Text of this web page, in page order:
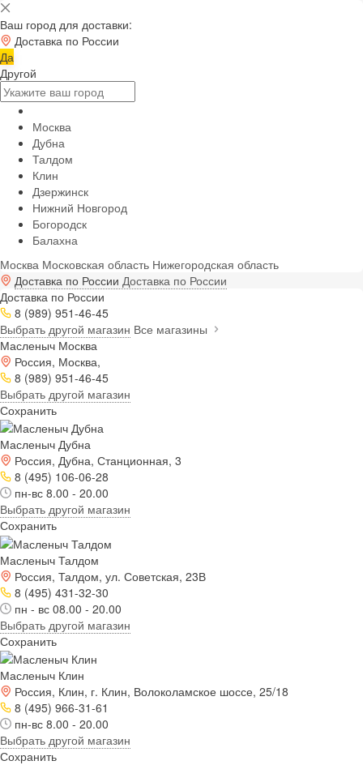
Ваш город для доставки:
Доставка по России
Да
Другой
Москва
Дубна
Талдом
Клин
Дзержинск
Нижний Новгород
Богородск
Балахна
Москва Московская область Нижегородская область
Доставка по России Доставка по России
Доставка по России
8 (989) 951-46-45
Выбрать другой магазин Все магазины
Масленыч Москва
Россия, Москва,
8 (989) 951-46-45
Выбрать другой магазин
Сохранить
Масленыч Дубна
Россия, Дубна, Станционная, 3
8 (495) 106-06-28
пн-вс 8.00 - 20.00
Выбрать другой магазин
Сохранить
Масленыч Талдом
Россия, Талдом, ул. Советская, 23В
8 (495) 431-32-30
пн - вс 08.00 - 20.00
Выбрать другой магазин
Сохранить
Масленыч Клин
Россия, Клин, г. Клин, Волоколамское шоссе, 25/18
8 (495) 966-31-61
пн-вс 8.00 - 20.00
Выбрать другой магазин
Сохранить